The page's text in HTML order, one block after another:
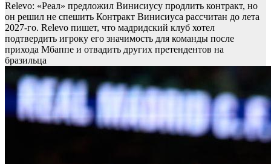
Relevo: «Реал» предложил Винисиусу продлить контракт, но
он решил не спешить Контракт Винисиуса рассчитан до лета
2027-го. Relevo пишет, что мадридский клуб хотел
подтвердить игроку его значимость для команды после
прихода Мбаппе и отвадить других претендентов на
бразильца